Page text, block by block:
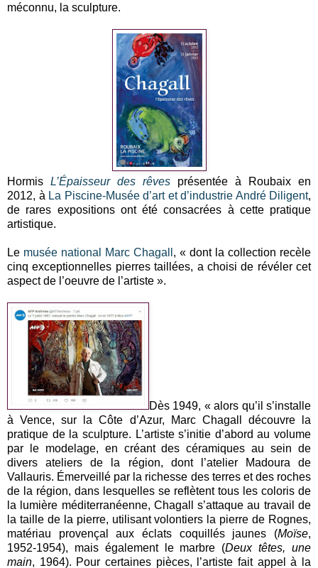
méconnu, la sculpture.
Hormis L’Épaisseur des rêves présentée à Roubaix en
2012, à La Piscine-Musée d’art et d’industrie André Diligent,
de rares expositions ont été consacrées à cette pratique
artistique.
Le musée national Marc Chagall , « dont la collection recèle
cinq exceptionnelles pierres taillées, a choisi de révéler cet
aspect de l’oeuvre de l’artiste ».
Dès 1949, « alors qu’il s’installe
à Vence, sur la Côte d’Azur, Marc Chagall découvre la
pratique de la sculpture. L’artiste s’initie d’abord au volume
par le modelage, en créant des céramiques au sein de
divers ateliers de la région, dont l’atelier Madoura de
Vallauris. Émerveillé par la richesse des terres et des roches
de la région, dans lesquelles se reflètent tous les coloris de
la lumière méditerranéenne, Chagall s’attaque au travail de
la taille de la pierre, utilisant volontiers la pierre de Rognes,
matériau provençal aux éclats coquillés jaunes (Moïse,
1952-1954), mais également le marbre (Deux têtes, une
main, 1964). Pour certaines pièces, l’artiste fait appel à la